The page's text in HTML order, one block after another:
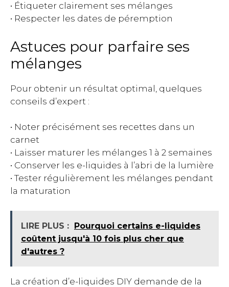
• Étiqueter clairement ses mélanges
• Respecter les dates de péremption
Astuces pour parfaire ses
mélanges
Pour obtenir un résultat optimal, quelques
conseils d’expert :
• Noter précisément ses recettes dans un
carnet
• Laisser maturer les mélanges 1 à 2 semaines
• Conserver les e-liquides à l’abri de la lumière
• Tester régulièrement les mélanges pendant
la maturation
LIRE PLUS : Pourquoi certains e-liquides
coûtent jusqu'à 10 fois plus cher que
d'autres ?
La création d’e-liquides DIY demande de la